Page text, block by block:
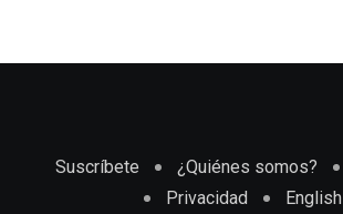
Suscríbete ¿Quiénes somos?
Privacidad
English